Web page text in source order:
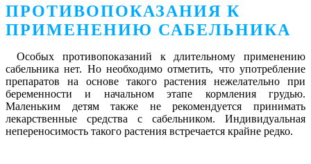
ПРОТИВОПОКАЗАНИЯ К
ПРИМЕНЕНИЮ САБЕЛЬНИКА
Особых противопоказаний к длительному применению
сабельника нет. Но необходимо отметить, что употребление
препаратов на основе такого растения нежелательно при
беременности и начальном этапе кормления грудью.
Маленьким детям также не рекомендуется принимать
лекарственные средства с сабельником. Индивидуальная
непереносимость такого растения встречается крайне редко.